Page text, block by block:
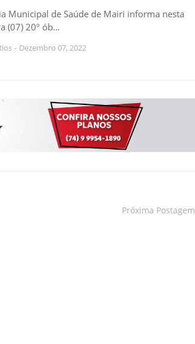
Municipal de Saúde de Mairi informa nesta
(07) 20º ób…
- Dezembro 07, 2022
Próxima Postagem